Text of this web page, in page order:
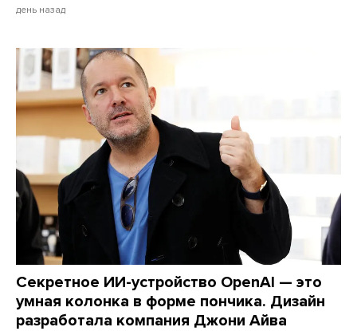
день назад
Секретное ИИ-устройство OpenAI — это
умная колонка в форме пончика. Дизайн
разработала компания Джони Айва